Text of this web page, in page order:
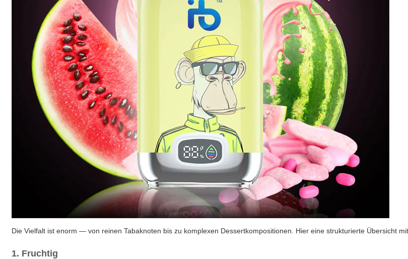
Die Vielfalt ist enorm — von reinen Tabaknoten bis zu komplexen Dessertkompositionen. Hier eine strukturierte Übersicht
1. Fruchtig